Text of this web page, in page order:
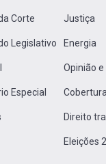
Corte
Legislativo
Especial
Justiça
Energia
Opinião
Direito
Eleições